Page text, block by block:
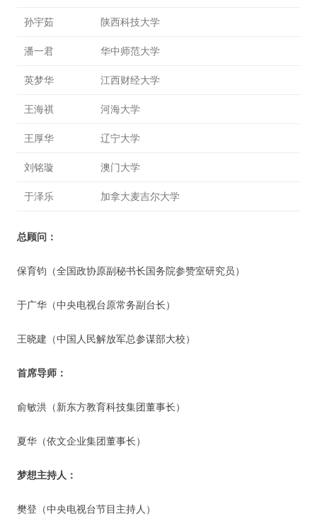
孙宇茹 陕西科技大学
潘一君 华中师范大学
英梦华 江西财经大学
王海祺 河海大学
王厚华 辽宁大学
刘铭璇 澳门大学
于泽乐 加拿大麦吉尔大学
总顾问：
保育钧（全国政协原副秘书长国务院参赞室研究员）
于广华（中央电视台原常务副台长）
王晓建（中国人民解放军总参谋部大校）
首席导师：
俞敏洪（新东方教育科技集团董事长）
夏华（依文企业集团董事长）
梦想主持人：
樊登（中央电视台节目主持人）